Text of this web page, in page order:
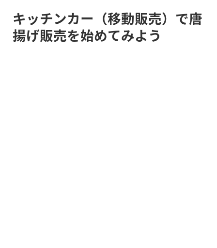
キッチンカー（移動販売）で唐
揚げ販売を始めてみよう